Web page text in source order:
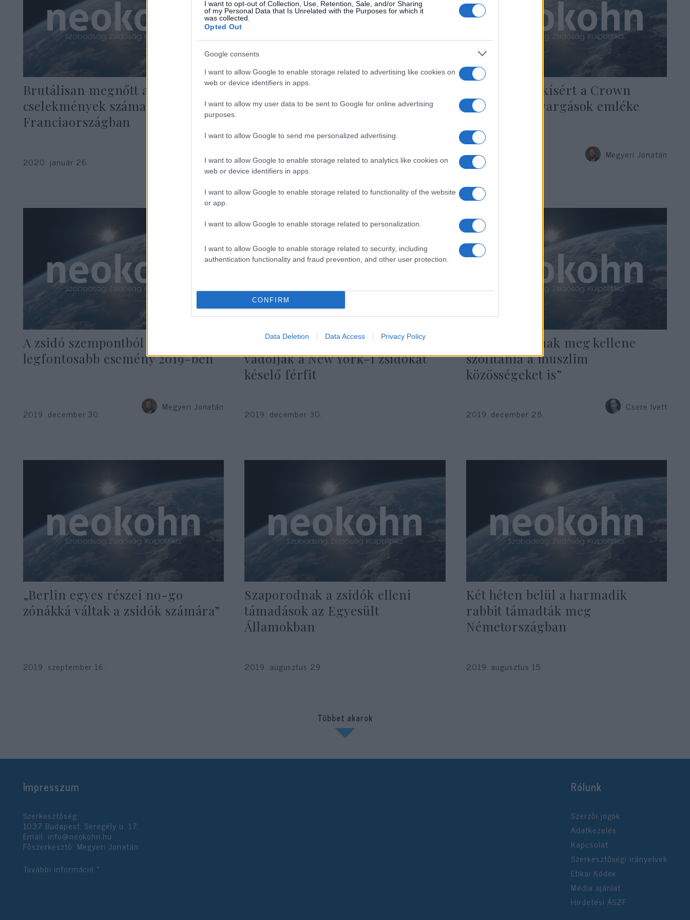
I want to opt-out of Collection, Use, Retention, Sale, and/or Sharing
of my Personal Data that Is Unrelated with the Purposes for which it
was collected.
Opted Out
Google consents
I want to allow Google to enable storage related to advertising like cookies on
web or device identifiers in apps.
I want to allow my user data to be sent to Google for online advertising
purposes.
I want to allow Google to send me personalized advertising.
I want to allow Google to enable storage related to analytics like cookies on
web or device identifiers in apps.
I want to allow Google to enable storage related to functionality of the website
or app.
I want to allow Google to enable storage related to personalization.
I want to allow Google to enable storage related to security, including
authentication functionality and fraud prevention, and other user protection.
CONFIRM
Data Deletion Data Access Privacy Policy
Brutálisan megnőtt a rasszista
cselekmények száma
Franciaországban
2020. január 26.
A késelést túlélő rabbi is beszélt a
New York-i kormányzó
2020. január 9.
Még mindig kísért a Crown
Heights-i zavargások emléke
Megyeri Jonatán
2020. január 7.
A zsidó szempontból 10
legfontosabb esemény 2019-ben
Megyeri Jonatán
2019. december 30.
Ötszörös gyilkossági kisérlettel
vádolják a New York-i zsidókat
késelő férfit
2019. december 30.
„A jobboldalnak meg kellene
szólítania a muszlim
közösségeket is”
Csere Ivett
2019. december 28.
„Berlin egyes részei no-go
zónákká váltak a zsidók számára”
2019. szeptember 16.
Szaporodnak a zsidók elleni
támadások az Egyesült
Államokban
2019. augusztus 29.
Két héten belül a harmadik
rabbit támadták meg
Németországban
2019. augusztus 15.
Többet akarok
Impresszum
Szerkesztőség:
1037 Budapest, Seregély u. 17.
Email: info@neokohn.hu
Főszerkesztő: Megyeri Jonatán
További információ »
Rólunk
Szerzői jogok
Adatkezelés
Kapcsolat
Szerkesztőségi irányelvek
Etikai Kódex
Média ajánlat
Hirdetési ÁSZF